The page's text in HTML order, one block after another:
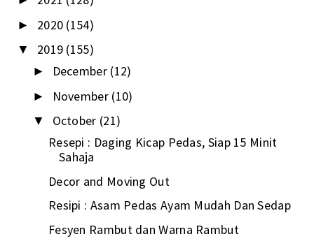
► 2020 (154)
▼ 2019 (155)
► December (12)
► November (10)
▼ October (21)
Resepi : Daging Kicap Pedas, Siap 15 Minit
Sahaja
Decor and Moving Out
Resipi : Asam Pedas Ayam Mudah Dan Sedap
Fesyen Rambut dan Warna Rambut